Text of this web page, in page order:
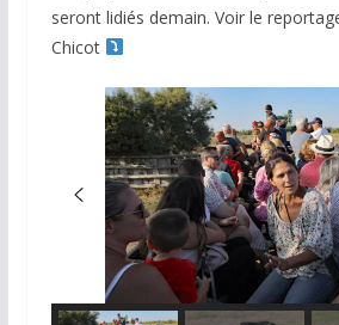
seront lidiés demain. Voir le
Chicot